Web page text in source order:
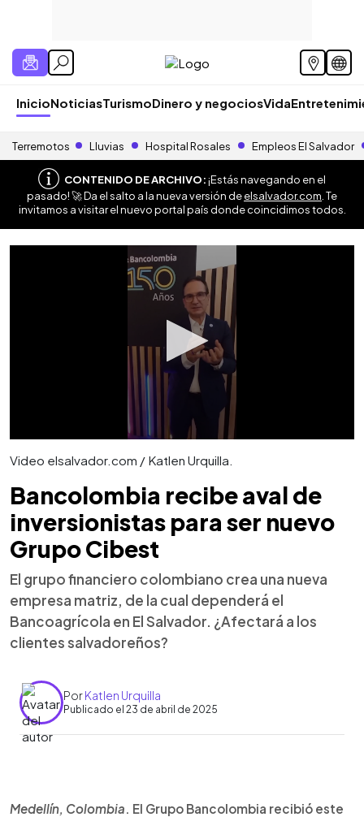
InicioNoticiasTurismoDinero y negociosVida
Terremotos Lluvias Hospital Rosales Empleos El Salvador
CONTENIDO DE ARCHIVO:¡Estás navegando en el
pasado! 🚀 Da el salto a la nueva versión deelsalvador.com . Te
invitamos a visitar el nuevo portal país donde coincidimos todos.
Video elsalvador.com / Katlen Urquilla.
Bancolombia recibe aval de
inversionistas para ser nuevo
Grupo Cibest
El grupo financiero colombiano crea una nueva
empresa matriz, de la cual dependerá el
Bancoagrícola en El Salvador. ¿Afectará a los
clientes salvadoreños?
PorKatlen Urquilla
Publicado el 23 de abril de 2025
► Escuchar artículo
Medellín, Colombia . El Grupo Bancolombia recibió este